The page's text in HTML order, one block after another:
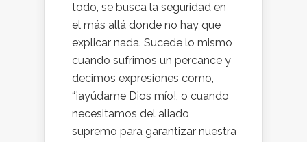
todo, se busca la seguridad en
el más allá donde no hay que
explicar nada. Sucede lo mismo
cuando sufrimos un percance y
decimos expresiones como,
“¡ayúdame Dios mío!, o cuando
necesitamos del aliado
supremo para garantizar nuestra